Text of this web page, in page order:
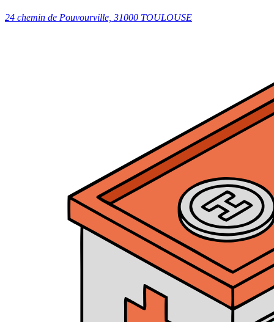
24 chemin de Pouvourville, 31000 TOULOUSE